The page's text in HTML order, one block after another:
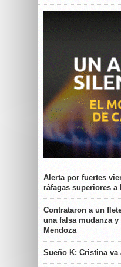
Alerta por fuertes
ráfagas superiores a
Contrataron a un
una falsa mudanza
Mendoza
Sueño K: Cristina va